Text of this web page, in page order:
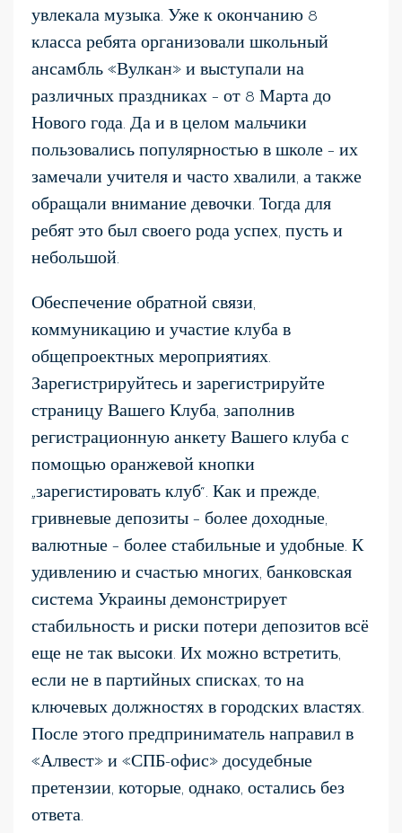
увлекала музыка. Уже к окончанию 8
класса ребята организовали школьный
ансамбль «Вулкан» и выступали на
различных праздниках – от 8 Марта до
Нового года. Да и в целом мальчики
пользовались популярностью в школе – их
замечали учителя и часто хвалили, а также
обращали внимание девочки. Тогда для
ребят это был своего рода успех, пусть и
небольшой.
Обеспечение обратной связи,
коммуникацию и участие клуба в
общепроектных мероприятиях.
Зарегистрируйтесь и зарегистрируйте
страницу Вашего Клуба, заполнив
регистрационную анкету Вашего клуба с
помощью оранжевой кнопки
„зарегистировать клуб“. Как и прежде,
гривневые депозиты – более доходные,
валютные – более стабильные и удобные. К
удивлению и счастью многих, банковская
система Украины демонстрирует
стабильность и риски потери депозитов всё
еще не так высоки. Их можно встретить,
если не в партийных списках, то на
ключевых должностях в городских властях.
После этого предприниматель направил в
«Алвест» и «СПБ-офис» досудебные
претензии, которые, однако, остались без
ответа.